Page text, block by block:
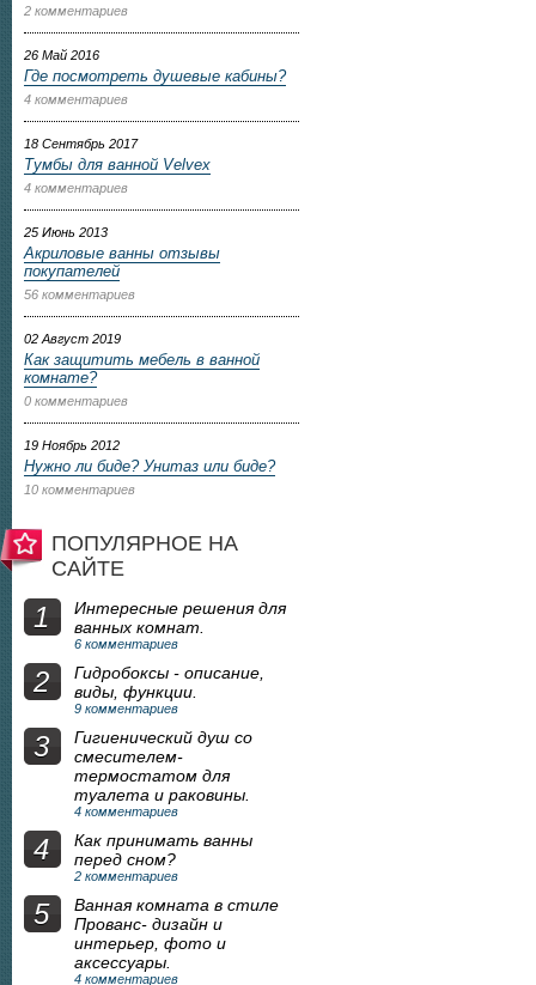
2 комментариев
26 Май 2016
Где посмотреть душевые кабины?
4 комментариев
18 Сентябрь 2017
Тумбы для ванной Velvex
4 комментариев
25 Июнь 2013
Акриловые ванны отзывы
покупателей
56 комментариев
02 Август 2019
Как защитить мебель в ванной
комнате?
0 комментариев
19 Ноябрь 2012
Нужно ли биде? Унитаз или биде?
10 комментариев
ПОПУЛЯРНОЕ НА
САЙТЕ
1
Интересные решения для
ванных комнат.
6 комментариев
2
Гидробоксы - описание,
виды, функции.
9 комментариев
3
Гигиенический душ со
смесителем-
термостатом для
туалета и раковины.
4 комментариев
4
Как принимать ванны
перед сном?
2 комментариев
5
Ванная комната в стиле
Прованс- дизайн и
интерьер, фото и
аксессуары.
4 комментариев